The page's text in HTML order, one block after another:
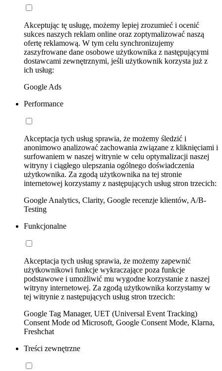
Akceptując tę usługę, możemy lepiej zrozumieć i ocenić
sukces naszych reklam online oraz zoptymalizować naszą
ofertę reklamową. W tym celu synchronizujemy
zaszyfrowane dane osobowe użytkownika z następującymi
dostawcami zewnętrznymi, jeśli użytkownik korzysta już z
ich usług:
Google Ads
Performance
Akceptacja tych usług sprawia, że możemy śledzić i
anonimowo analizować zachowania związane z kliknięciami i
surfowaniem w naszej witrynie w celu optymalizacji naszej
witryny i ciągłego ulepszania ogólnego doświadczenia
użytkownika. Za zgodą użytkownika na tej stronie
internetowej korzystamy z następujących usług stron trzecich:
Google Analytics, Clarity, Google recenzje klientów, A/B-
Testing
Funkcjonalne
Akceptacja tych usług sprawia, że możemy zapewnić
użytkownikowi funkcje wykraczające poza funkcje
podstawowe i umożliwić mu wygodne korzystanie z naszej
witryny internetowej. Za zgodą użytkownika korzystamy w
tej witrynie z następujących usług stron trzecich:
Google Tag Manager, UET (Universal Event Tracking)
Consent Mode od Microsoft, Google Consent Mode, Klarna,
Freshchat
Treści zewnętrzne